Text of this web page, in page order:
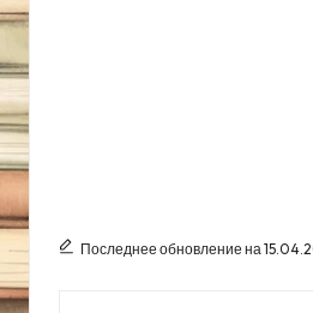
Последнее обновление на